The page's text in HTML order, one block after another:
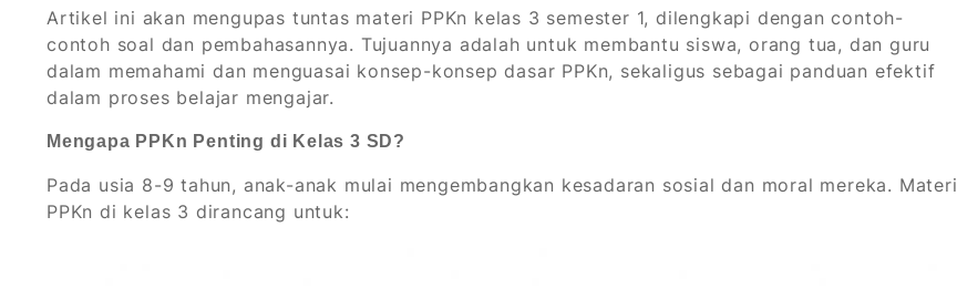
Artikel ini akan mengupas tuntas materi PPKn kelas 3 semester 1, dilengkapi dengan contoh-
contoh soal dan pembahasannya. Tujuannya adalah untuk membantu siswa, orang tua, dan guru
dalam memahami dan menguasai konsep-konsep dasar PPKn, sekaligus sebagai panduan efektif
dalam proses belajar mengajar.
Mengapa PPKn Penting di Kelas 3 SD?
Pada usia 8-9 tahun, anak-anak mulai mengembangkan kesadaran sosial dan moral mereka. Materi
PPKn di kelas 3 dirancang untuk: